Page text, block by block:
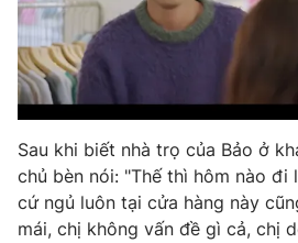
THỜI BÁO VTV
Theo dõi báo trên
Cơ quan chủ quản:Đài Truyền hình
Cơ quan báo chí: Thời báo VTV
Sau khi biết nhà trọ của Bảo ở
chủ bèn nói: "Thế thì hôm nào đi
cứ ngủ luôn tại cửa hàng này
mái, chị không vấn đề gì cả, chị